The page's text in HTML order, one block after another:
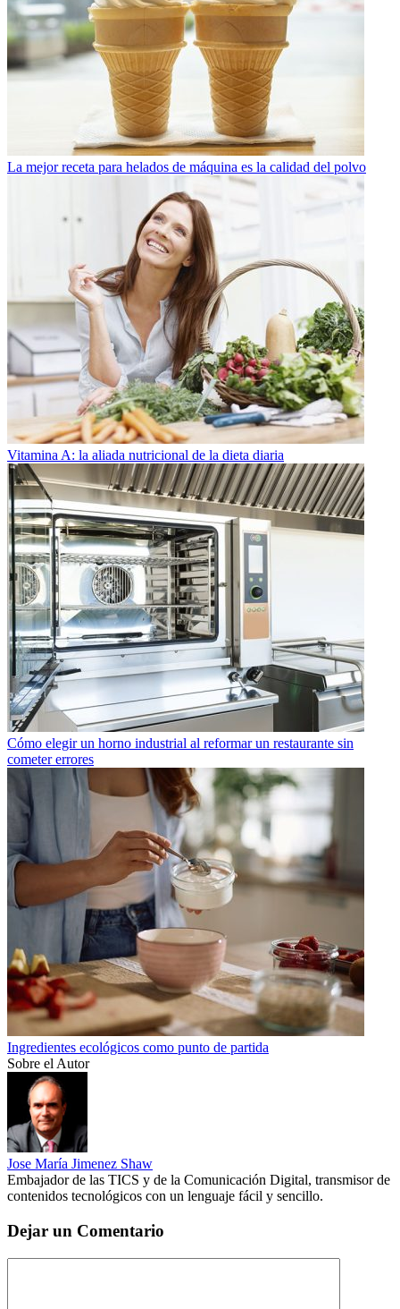
La mejor receta para helados de máquina es la calidad del polvo
Vitamina A: la aliada nutricional de la dieta diaria
Cómo elegir un horno industrial al reformar un restaurante sin
cometer errores
Ingredientes ecológicos como punto de partida
Sobre el Autor
Jose María Jimenez Shaw
Embajador de las TICS y de la Comunicación Digital, transmisor de
contenidos tecnológicos con un lenguaje fácil y sencillo.
Dejar un Comentario